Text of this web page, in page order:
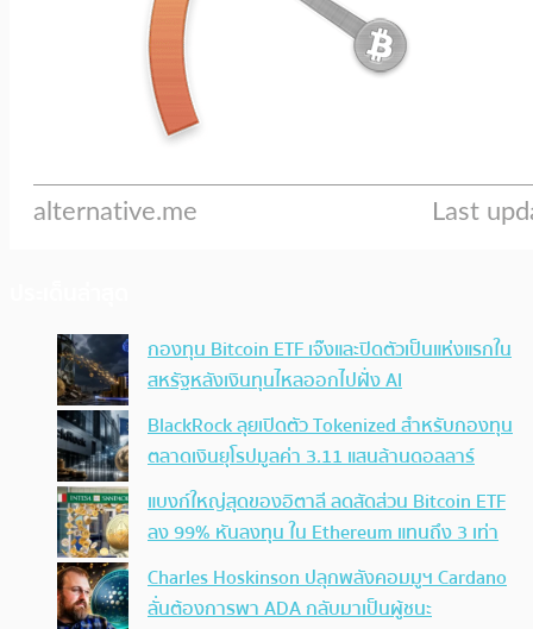
กองทุน Bitcoin ETF เจ๊งและปิดตัวเป็นแห่งแรกใน
สหรัฐหลังเงินทุนไหลออกไปฝั่ง AI
BlackRock ลุยเปิดตัว Tokenized สำหรับกองทุน
ตลาดเงินยุโรปมูลค่า 3.11 แสนล้านดอลลาร์
แบงก์ใหญ่สุดของอิตาลี ลดสัดส่วน Bitcoin ETF
ลง 99% หันลงทุน ใน Ethereum แทนถึง 3 เท่า
Charles Hoskinson ปลุกพลังคอมมูฯ Cardano
ลั่นต้องการพา ADA กลับมาเป็นผู้ชนะ